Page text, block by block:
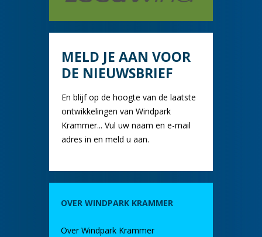
MELD JE AAN VOOR
DE NIEUWSBRIEF
En blijf op de hoogte van de laatste
ontwikkelingen van Windpark
Krammer... Vul uw naam en e-mail
adres in en meld u aan.
OVER WINDPARK KRAMMER
Over Windpark Krammer